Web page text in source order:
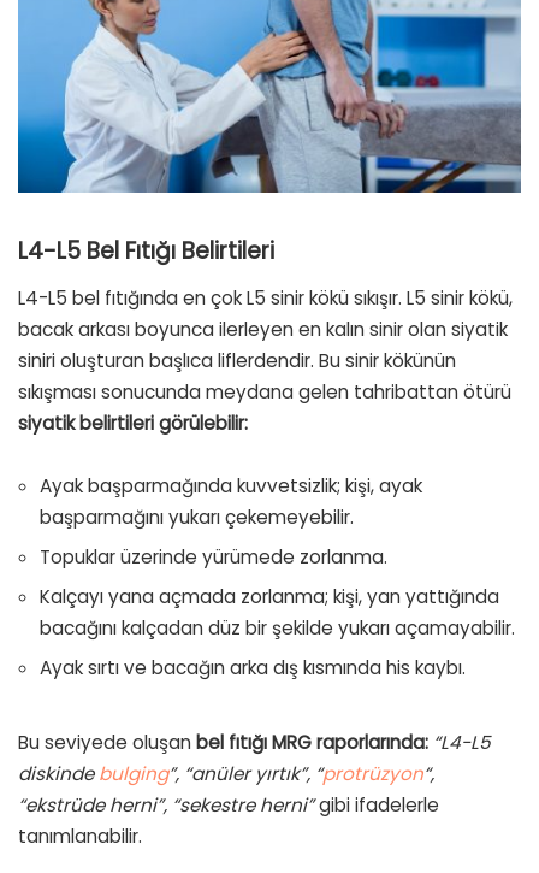
L4-L5 Bel Fıtığı Belirtileri
L4-L5 bel fıtığında en çok L5 sinir kökü sıkışır. L5 sinir kökü,
bacak arkası boyunca ilerleyen en kalın sinir olan siyatik
siniri oluşturan başlıca liflerdendir. Bu sinir kökünün
sıkışması sonucunda meydana gelen tahribattan ötürü
siyatik belirtileri görülebilir:
Ayak başparmağında kuvvetsizlik; kişi, ayak
başparmağını yukarı çekemeyebilir.
Topuklar üzerinde yürümede zorlanma.
Kalçayı yana açmada zorlanma; kişi, yan yattığında
bacağını kalçadan düz bir şekilde yukarı açamayabilir.
Ayak sırtı ve bacağın arka dış kısmında his kaybı.
Bu seviyede oluşan bel fıtığı MRG raporlarında: “L4-L5
diskindebulging”, “anüler yırtık”, “protrüzyon“,
“ekstrüde herni”, “sekestre herni”gibi ifadelerle
tanımlanabilir.